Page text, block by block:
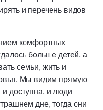
и перечень видов
комфортных
больше детей, а
семьи, жить и
Мы видим прямую
и доступна, и люди
дне, тогда они